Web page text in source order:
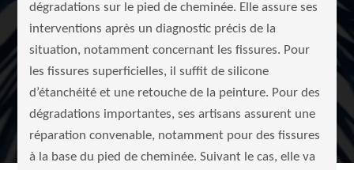
dégradations sur le pied de cheminée. Elle assure ses
interventions après un diagnostic précis de la
situation, notamment concernant les fissures. Pour
les fissures superficielles, il suffit de silicone
d’étanchéité et une retouche de la peinture. Pour des
dégradations importantes, ses artisans assurent une
réparation convenable, notamment pour des fissures
à la base du pied de cheminée. Suivant le cas, elle va